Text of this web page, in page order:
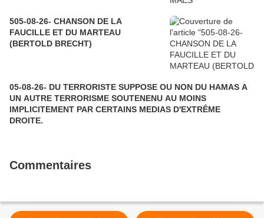
505-08-26- CHANSON DE LA
FAUCILLE ET DU MARTEAU
(BERTOLD BRECHT)
05-08-26- DU TERRORISTE SUPPOSE OU NON DU HAMAS A
UN AUTRE TERRORISME SOUTENENU AU MOINS
IMPLICITEMENT PAR CERTAINS MEDIAS D'EXTRÊME
DROITE.
Commentaires